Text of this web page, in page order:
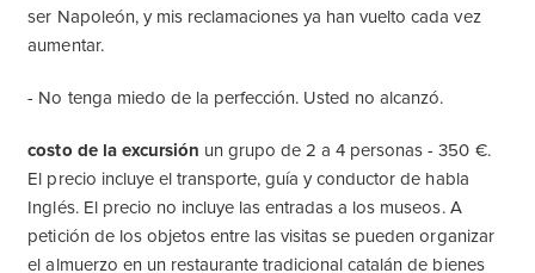
ser Napoleón, y mis reclamaciones ya han vuelto cada vez
aumentar.
- No tenga miedo de la perfección. Usted no alcanzó.
costo de la excursión un grupo de 2 a 4 personas - 350 €.
El precio incluye el transporte, guía y conductor de habla
Inglés. El precio no incluye las entradas a los museos. A
petición de los objetos entre las visitas se pueden organizar
el almuerzo en un restaurante tradicional catalán de bienes